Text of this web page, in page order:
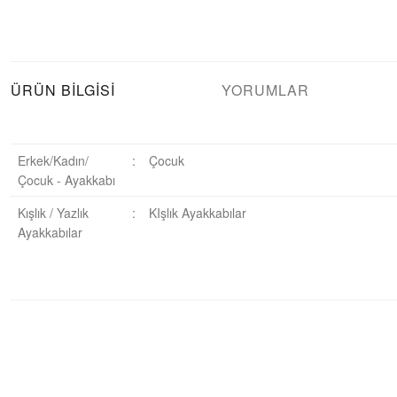
ÜRÜN BILGISI YORUMLAR
Erkek/Kadın/
Çocuk - Ayakkabı
: Çocuk
Kışlık / Yazlık
Ayakkabılar
: KIşlık Ayakkabılar